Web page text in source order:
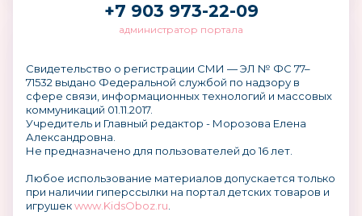
+7 903 973-22-09
администратор портала
Свидетельство о регистрации СМИ — ЭЛ № ФС 77–
71532 выдано Федеральной службой по надзору в
сфере связи, информационных технологий и массовых
коммуникаций 01.11.2017.
Учредитель и Главный редактор - Морозова Елена
Александровна.
Не предназначено для пользователей до 16 лет.
Любое использование материалов допускается только
при наличии гиперссылки на портал детских товаров и
игрушекwww.KidsOboz.ru